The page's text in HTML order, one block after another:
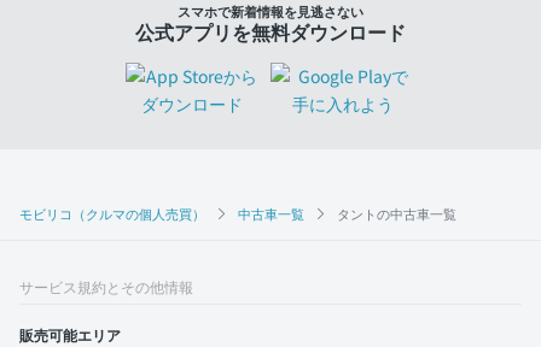
モビリコ（クルマの個人売買） 中古車一覧 タントの中古車一覧
スマホで新着情報を見逃さない
公式アプリを無料ダウンロード
サービス規約とその他情報
販売可能エリア